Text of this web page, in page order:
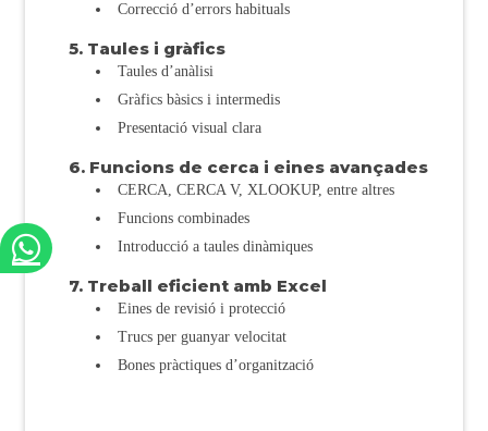
Correcció d’errors habituals
5. Taules i gràfics
Taules d’anàlisi
Gràfics bàsics i intermedis
Presentació visual clara
6. Funcions de cerca i eines avançades
CERCA, CERCA V, XLOOKUP, entre altres
Funcions combinades
Introducció a taules dinàmiques
7. Treball eficient amb Excel
Eines de revisió i protecció
Trucs per guanyar velocitat
Bones pràctiques d’organització